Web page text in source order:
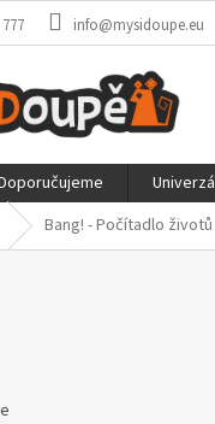
info@mysidoupe.eu
Bang! - Počítadlo životů